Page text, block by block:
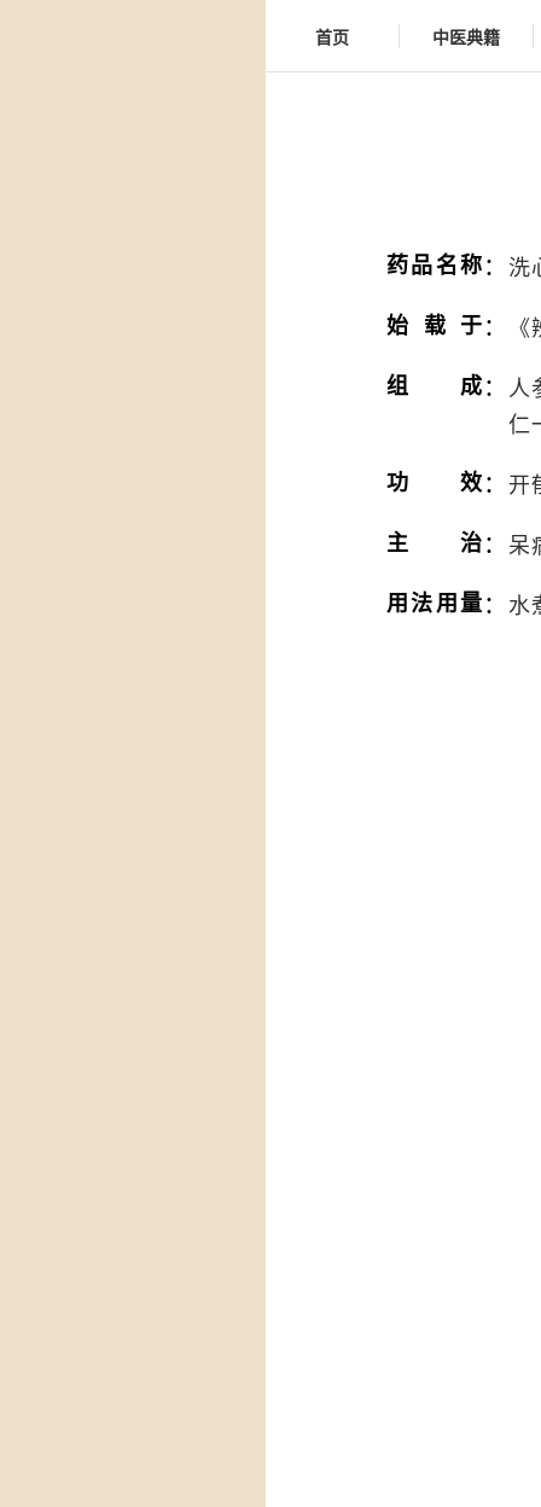
首页 中医典籍
药品名称： 洗
始载于：
组成：
人
仁
功效： 开
主治： 呆
用法用量： 水